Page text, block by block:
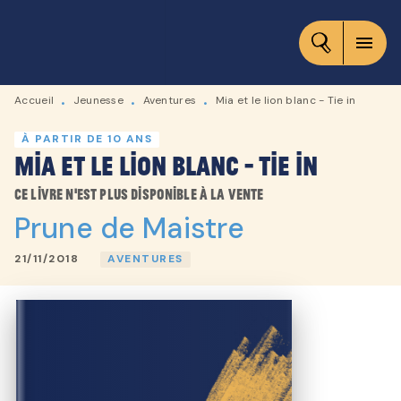
CONTENU
menu
Accueil • Jeunesse • Aventures • Mia et le lion blanc - Tie in
À PARTIR DE 10 ANS
Mia et le lion blanc - Tie in
Ce livre n'est plus disponible à la vente
Prune de Maistre
21/11/2018 AVENTURES